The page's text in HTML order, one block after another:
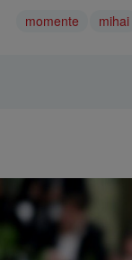
momente
mihai